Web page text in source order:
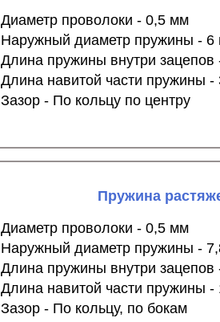
Диаметр проволоки - 0,5 мм
Наружный диаметр пружины - 6
Длина пружины внутри
Длина навитой части пружины
Зазор - По кольцу по центру
Пружина
Диаметр проволоки - 0,5 мм
Наружный диаметр пружины -
Длина пружины внутри
Длина навитой части пружины
Зазор - По кольцу, по бокам